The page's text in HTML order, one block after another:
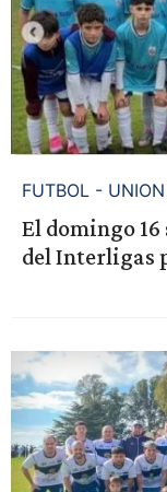
FUTBOL -
El domingo 16
del Interligas